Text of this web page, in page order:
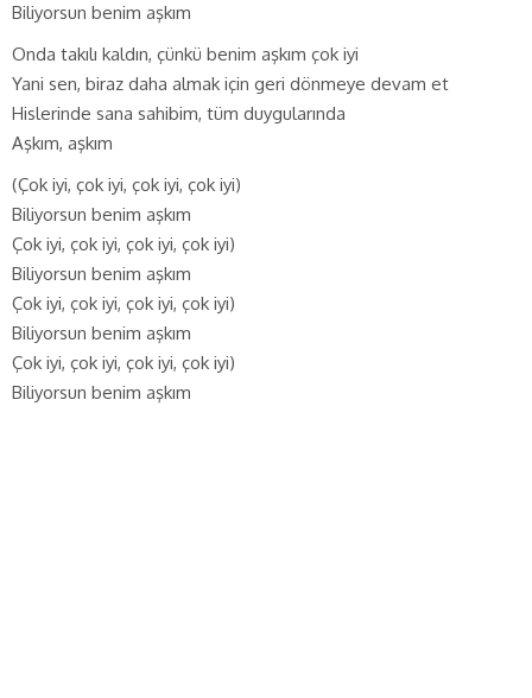
Biliyorsun benim aşkım
Onda takılı kaldın, çünkü benim aşkım çok iyi
Yani sen, biraz daha almak için geri dönmeye devam et
Hislerinde sana sahibim, tüm duygularında
Aşkım, aşkım
(Çok iyi, çok iyi, çok iyi, çok iyi)
Biliyorsun benim aşkım
Çok iyi, çok iyi, çok iyi, çok iyi)
Biliyorsun benim aşkım
Çok iyi, çok iyi, çok iyi, çok iyi)
Biliyorsun benim aşkım
Çok iyi, çok iyi, çok iyi, çok iyi)
Biliyorsun benim aşkım